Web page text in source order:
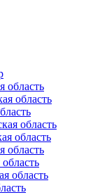
область
область
область
область
область
область